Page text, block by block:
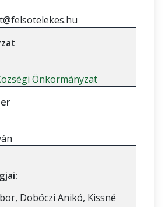
Önkormányzat
Dobóczi Anikó, Kissné